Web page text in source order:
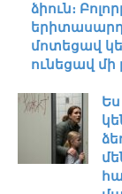
ձիուն։
երիտասարդ
մոտեցավ
ունեցավ մի